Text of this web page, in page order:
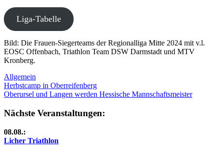
Liga-Tabelle
Bild: Die Frauen-Siegerteams der Regionalliga Mitte 2024 mit v.l.
EOSC Offenbach, Triathlon Team DSW Darmstadt und MTV
Kronberg.
Allgemein
Beitragsnavigation
Vorheriger
Beitrag:
Herbstcamp in Oberreifenberg
Nächster
Oberursel und Langen werden Hessische Mannschaftsmeister
Nächste Veranstaltungen:
08.08.:
Licher Triathlon